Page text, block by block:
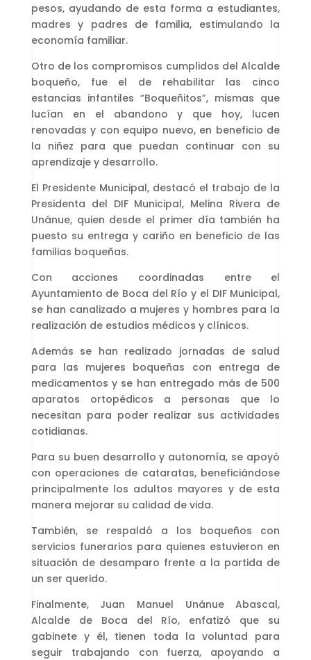
pesos, ayudando de esta forma a estudiantes,
madres y padres de familia, estimulando la
economía familiar.
Otro de los compromisos cumplidos del Alcalde
boqueño, fue el de rehabilitar las cinco
estancias infantiles “Boqueñitos”, mismas que
lucían en el abandono y que hoy, lucen
renovadas y con equipo nuevo, en beneficio de
la niñez para que puedan continuar con su
aprendizaje y desarrollo.
El Presidente Municipal, destacó el trabajo de la
Presidenta del DIF Municipal, Melina Rivera de
Unánue, quien desde el primer día también ha
puesto su entrega y cariño en beneficio de las
familias boqueñas.
Con acciones coordinadas entre el
Ayuntamiento de Boca del Río y el DIF Municipal,
se han canalizado a mujeres y hombres para la
realización de estudios médicos y clínicos.
Además se han realizado jornadas de salud
para las mujeres boqueñas con entrega de
medicamentos y se han entregado más de 500
aparatos ortopédicos a personas que lo
necesitan para poder realizar sus actividades
cotidianas.
Para su buen desarrollo y autonomía, se apoyó
con operaciones de cataratas, beneficiándose
principalmente los adultos mayores y de esta
manera mejorar su calidad de vida.
También, se respaldó a los boqueños con
servicios funerarios para quienes estuvieron en
situación de desamparo frente a la partida de
un ser querido.
Finalmente, Juan Manuel Unánue Abascal,
Alcalde de Boca del Río, enfatizó que su
gabinete y él, tienen toda la voluntad para
seguir trabajando con fuerza, apoyando a